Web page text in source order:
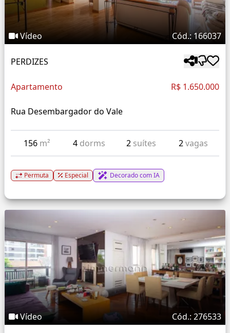
Vídeo Cód.: 166037
PERDIZES
Apartamento R$ 1.650.000
Rua Desembargador do Vale
156 m² 4 dorms 2 suítes 2vagas
Permuta Especial Decorado com IA
Vídeo Cód.: 276533